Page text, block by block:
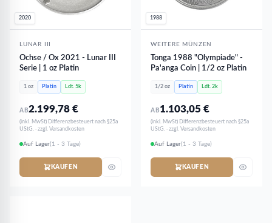
2020
LUNAR III
Ochse / Ox 2021 - Lunar III
Serie | 1 oz Platin
1 oz Platin Ldt. 5k
AB2.199,78€
(inkl. MwSt) Differenzbesteuert nach §25a
UStG. · zzgl. Versandkosten
Auf Lager(1 - 3 Tage)
KAUFEN
1988
WEITERE MÜNZEN
Tonga 1988 "Olympiade" -
Pa'anga Coin | 1/2 oz Platin
1/2 oz Platin Ldt. 2k
AB 1.103,05€
(inkl. MwSt) Differenzbesteuert nach §25a
UStG. · zzgl. Versandkosten
Auf Lager(1 - 3 Tage)
KAUFEN